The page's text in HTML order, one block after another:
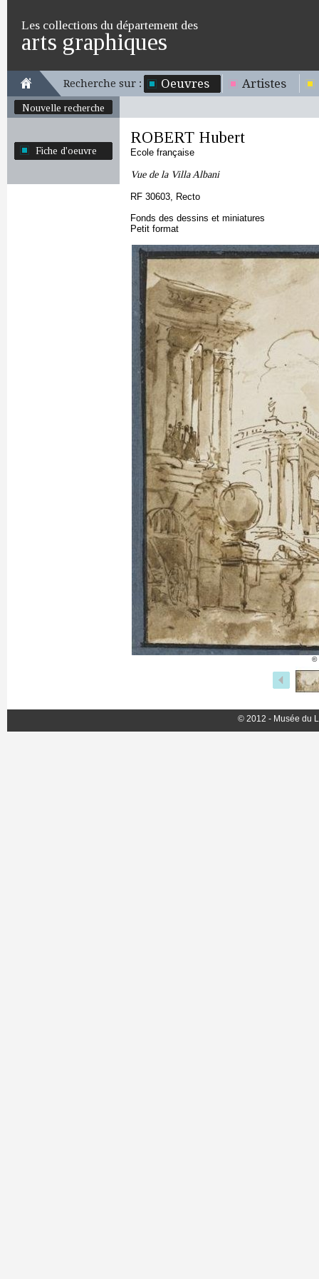
Les collections du département des
arts graphiques
Recherche sur : Oeuvres Artistes
Nouvelle recherche
Fiche d'oeuvre
ROBERT Hubert
Ecole française
Vue de la Villa Albani
RF 30603, Recto
Fonds des dessins et miniatures
Petit format
©
© 2012 - Musée du